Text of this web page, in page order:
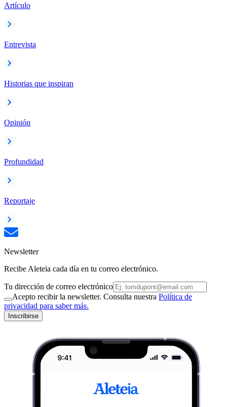
Artículo
Entrevista
Historias que inspiran
Opinión
Profundidad
Reportaje
Newsletter
Recibe Aleteia cada día en tu correo electrónico.
Tu dirección de correo electrónico
Acepto recibir la newsletter. Consulta nuestra Política de
privacidad para saber más.
Inscribirse